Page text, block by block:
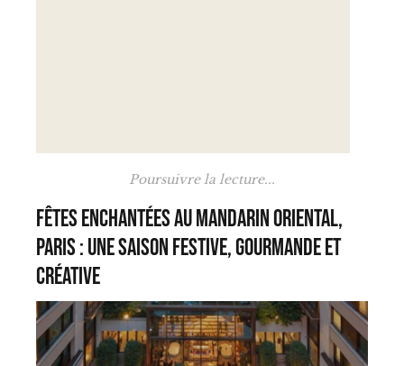
Poursuivre la lecture...
Fêtes enchantées au Mandarin Oriental,
Paris : une saison festive, gourmande et
créative